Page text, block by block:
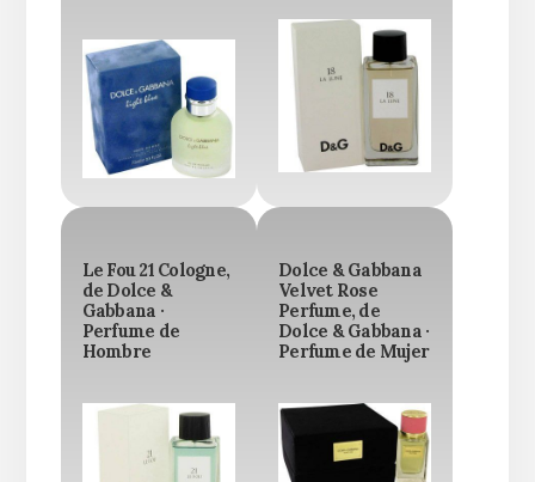
Le Fou 21 Cologne,
de Dolce &
Gabbana ·
Perfume de
Hombre
Dolce & Gabbana
Velvet Rose
Perfume, de
Dolce & Gabbana ·
Perfume de Mujer